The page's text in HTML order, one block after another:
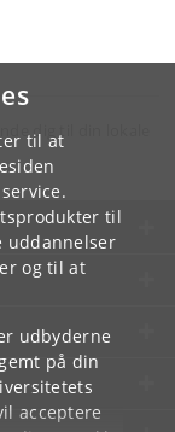
til at
til
uddannelser
og til at
udbyderne
på din
acceptere
dig til din lokale